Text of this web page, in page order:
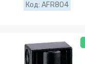
AFR804